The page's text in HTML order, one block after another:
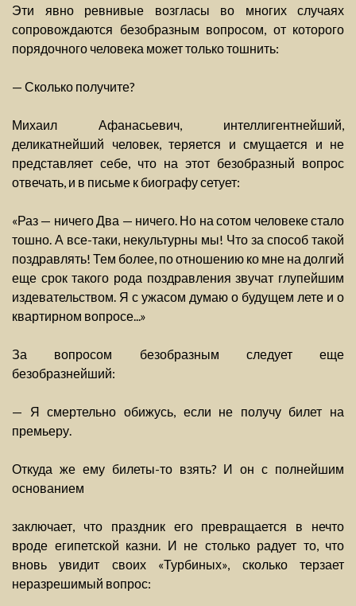
Эти явно ревнивые возгласы во многих случаях
сопровождаются безобразным вопросом, от которого
порядочного человека может только тошнить:
— Сколько получите?
Михаил Афанасьевич, интеллигентнейший,
деликатнейший человек, теряется и смущается и не
представляет себе, что на этот безобразный вопрос
отвечать, и в письме к биографу сетует:
«Раз — ничего Два — ничего. Но на сотом человеке стало
тошно. А все-таки, некультурны мы! Что за способ такой
поздравлять! Тем более, по отношению ко мне на долгий
еще срок такого рода поздравления звучат глупейшим
издевательством. Я с ужасом думаю о будущем лете и о
квартирном вопросе...»
За вопросом безобразным следует еще
безобразнейший:
— Я смертельно обижусь, если не получу билет на
премьеру.
Откуда же ему билеты-то взять? И он с полнейшим
основанием
заключает, что праздник его превращается в нечто
вроде египетской казни. И не столько радует то, что
вновь увидит своих «Турбиных», сколько терзает
неразрешимый вопрос: